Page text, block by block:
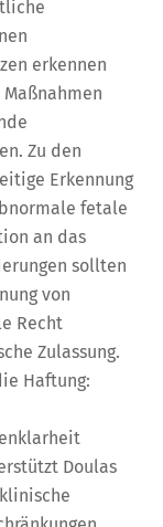
erkennen
Zu den
Erkennung
fetale
an das
sollten
von
Recht
Zulassung.
Haftung:
Doulas